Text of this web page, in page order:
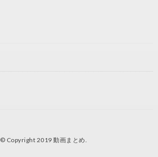
© Copyright 2019動画まとめ.